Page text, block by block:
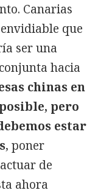
Canarias
que
ser una
hacia
chinas en
pero
estar
, poner
de
ahora